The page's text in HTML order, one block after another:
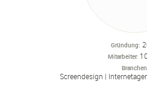
Gründung
Mitarbeiter
Branchen
Screendesign